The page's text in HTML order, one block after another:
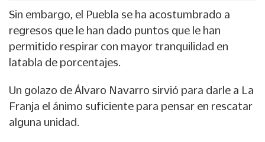
Sin embargo, el Puebla se ha acostumbrado a
regresos que le han dado puntos que le han
permitido respirar con mayor tranquilidad en
latabla de porcentajes.
Un golazo de Álvaro Navarro sirvió para darle a La
Franja el ánimo suficiente para pensar en rescatar
alguna unidad.